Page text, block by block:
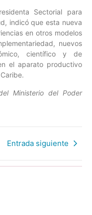
Sectorial para
indicó que esta nueva
en otros modelos
nuevos
científico y de
el aparato productivo
Ministerio del Poder
Entrada siguiente